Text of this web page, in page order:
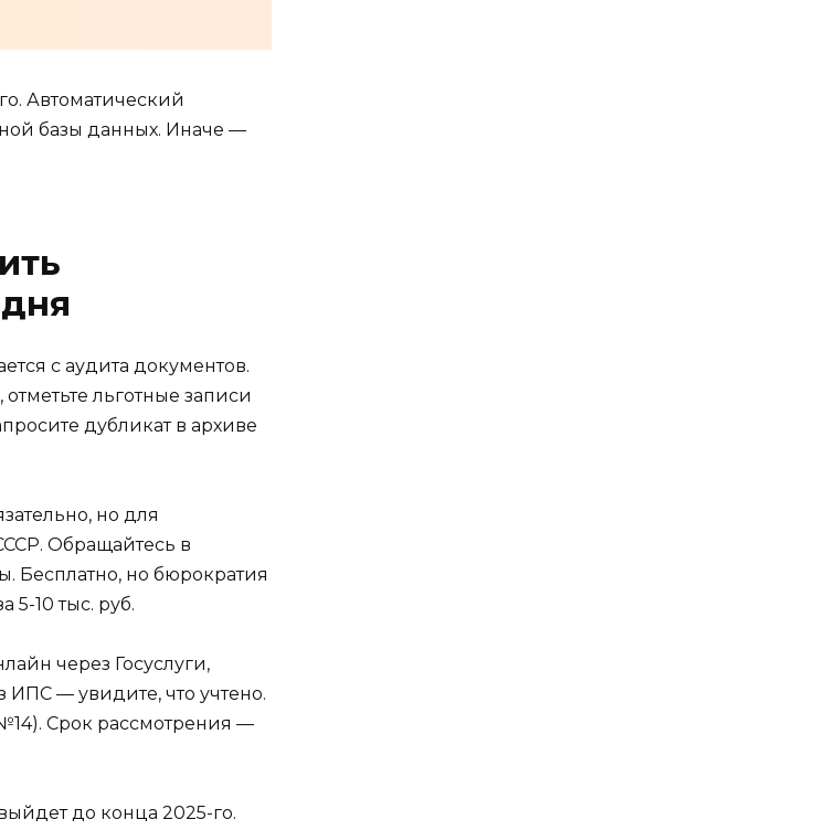
Автоматический
базы данных. Иначе —
с аудита документов.
льготные записи
дубликат в архиве
но для
Обращайтесь в
Бесплатно, но бюрократия
5-10 тыс. руб.
через Госуслуги,
ИПС — увидите, что учтено.
Срок рассмотрения —
до конца 2025-го.